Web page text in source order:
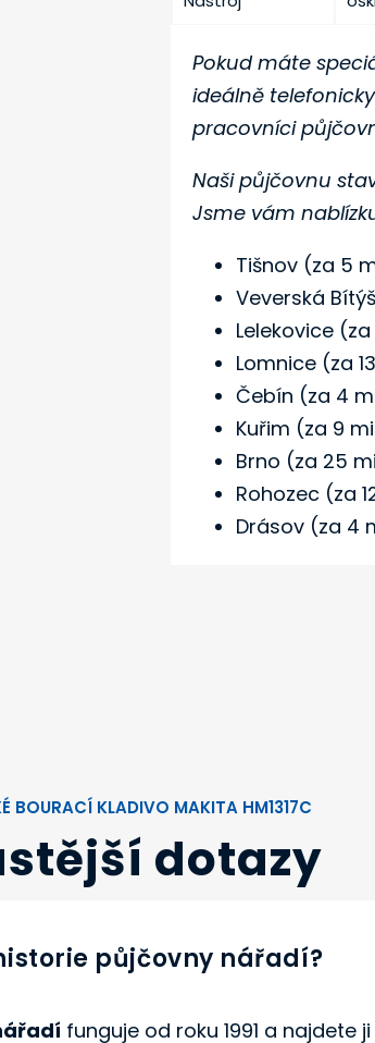
Pokud máte
ideálně
pracovníci
Naši půjčovnu
Jsme vám
Tišnov (za 5
Veverská
Lelekovice (za
Lomnice (za
Čebín (za 4
Kuřim (za 9
Brno (za 25
Rohozec (za
Drásov (za 4
BOURACÍ KLADIVO MAKITA HM1317C
dotazy
půjčovny nářadí?
funguje od roku 1991 a